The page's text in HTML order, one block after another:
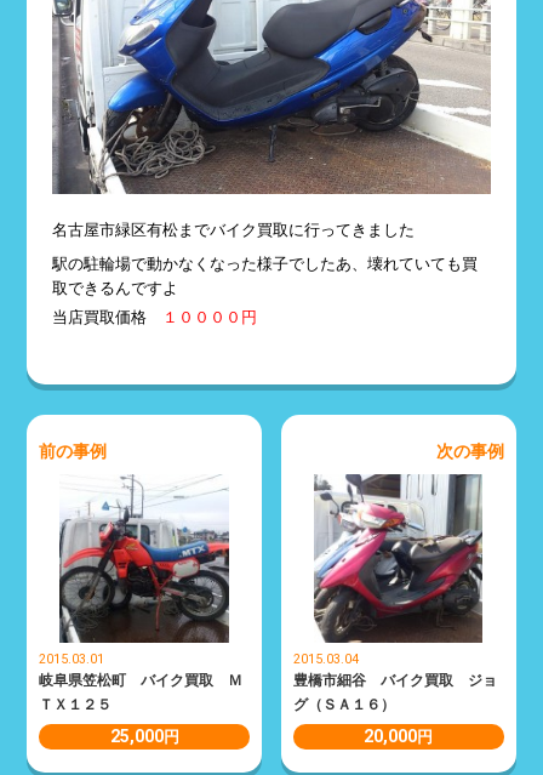
名古屋市緑区有松までバイク買取に行ってきました
駅の駐輪場で動かなくなった様子でしたあ、壊れていても買
取できるんですよ
当店買取価格
１００００円
前の事例
2015.03.01
岐阜県笠松町 バイク買取 Ｍ
ＴＸ１２５
25,000円
次の事例
2015.03.04
豊橋市細谷 バイク買取 ジョ
グ（ＳＡ１６）
20,000円